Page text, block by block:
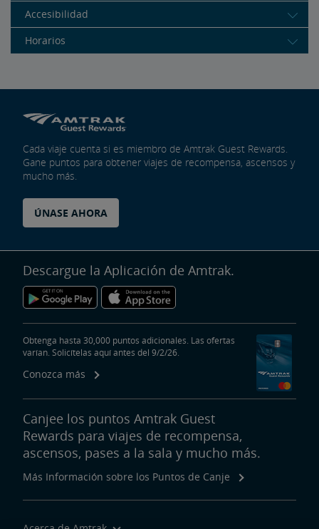
Accesibilidad
Horarios
Cada viaje cuenta si es miembro de Amtrak Guest Rewards.
Gane puntos para obtener viajes de recompensa, ascensos y
mucho más.
ÚNASE AHORA
Descargue la Aplicación de Amtrak.
Obtenga hasta 30,000 puntos adicionales. Las ofertas
varían. Solicítelas aquí antes del 9/2/26.
Conozca más
Canjee los puntos Amtrak Guest
Rewards para viajes de recompensa,
ascensos, pases a la sala y mucho más.
Más Información sobre los Puntos de Canje